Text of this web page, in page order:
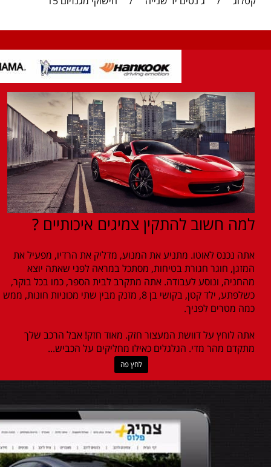
למה חשוב להתקין צמיגים איכותיים ?
אתה נכנס לאוטו. מתניע את המנוע, מדליק את הרדיו, מפעיל את
המזגן, חוגר חגורת בטיחות, מסתכל במראה לפני שאתה יוצא
מהחניה, ונוסע לעבודה. אתה מתקרב לבית הספר, כמו בכל בוקר,
כשלפתע, ילד קטן, בקושי בן 8, מזנק מבין שתי מכוניות חונות, ממש
כמה מטרים לפניך.
אתה לוחץ על דוושת המעצור חזק. מאוד חזק! אבל הרכב שלך
מתקדם מהר מדי. הגלגלים כאילו מחליקים על הכביש...
לחץ פה